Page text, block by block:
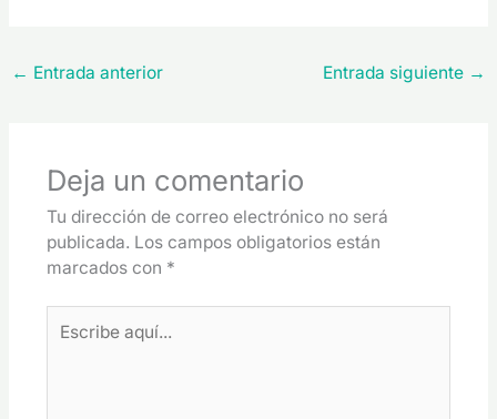
← Entrada anterior Entrada siguiente →
Deja un comentario
Tu dirección de correo electrónico no será
publicada. Los campos obligatorios están
marcados con *
aquí...